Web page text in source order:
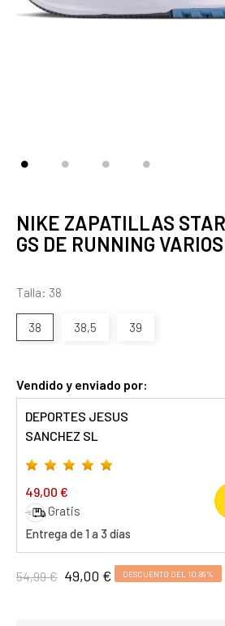
NIKE ZAPATILLAS
GS DE RUNNING
Talla: 38
38 38,5 39
Vendido y enviado por:
DEPORTES JESUS
SANCHEZ SL
49,00 €
Gratis
Entrega de 1 a 3 días
54,99 € 49,00 € DESCUENTO DEL 10,89%